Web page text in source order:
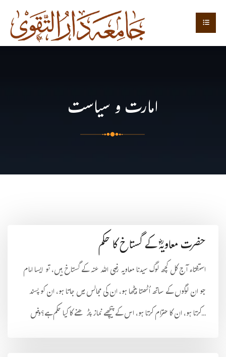
امارت و سیاست
حضرت معاویہؓ کے گستاخ کا حکم
استفتاء آج کل کچھ لوگ سیدنا معاویہ رضی اللہ عنہ کے گستاخ ہیں، تو ایسا امام
جو ان لوگوں کے ساتھ اُٹھتا بیٹھا ہو، ان کی مجالس میں جاتا ہو، ان کو پسند
کرتا ہو، ان کا حترام کرتا ہو، اس کے پیچھے نماز پڑھنے کا کیا حکم ہے؟وض...